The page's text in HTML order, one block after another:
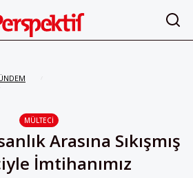
MÜLTECI
Arasına Sıkışmış
İmtihanımız